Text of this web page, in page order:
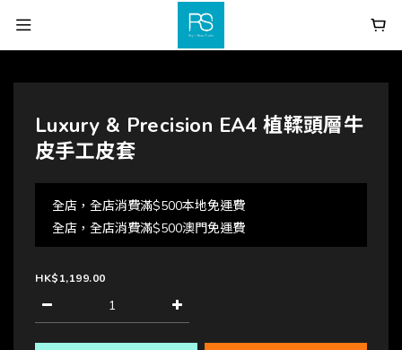
Luxury & Precision EA4 植鞣頭層牛
皮手工皮套
全店，全店消費滿$500本地免運費
全店，全店消費滿$500澳門免運費
HK$1,199.00